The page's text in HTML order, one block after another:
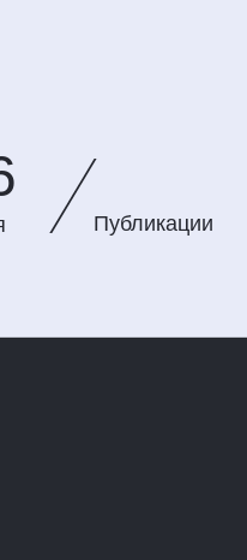
Публикации